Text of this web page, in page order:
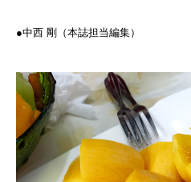
●︎︎︎中西 剛（本誌担当編集）